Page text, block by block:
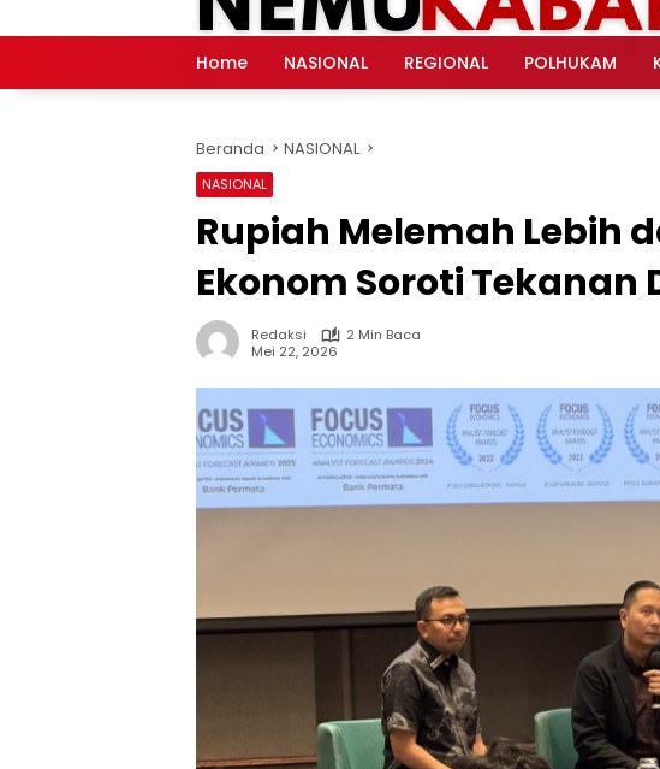
Home NASIONAL REGIONAL POLHUKAM
Beranda NASIONAL
NASIONAL
Rupiah Melemah Lebih
Ekonom Soroti Tekanan
Redaksi
2 Min Baca
Mei 22, 2026